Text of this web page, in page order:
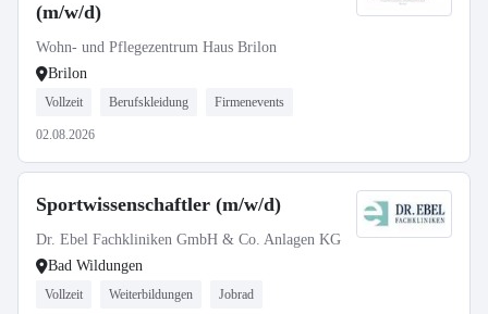
(m/w/d)
Wohn- und Pflegezentrum Haus Brilon
Brilon
Vollzeit Berufskleidung Firmenevents
02.08.2026
Sportwissenschaftler (m/w/d)
Dr. Ebel Fachkliniken GmbH & Co. Anlagen KG
Bad Wildungen
Vollzeit Weiterbildungen Jobrad